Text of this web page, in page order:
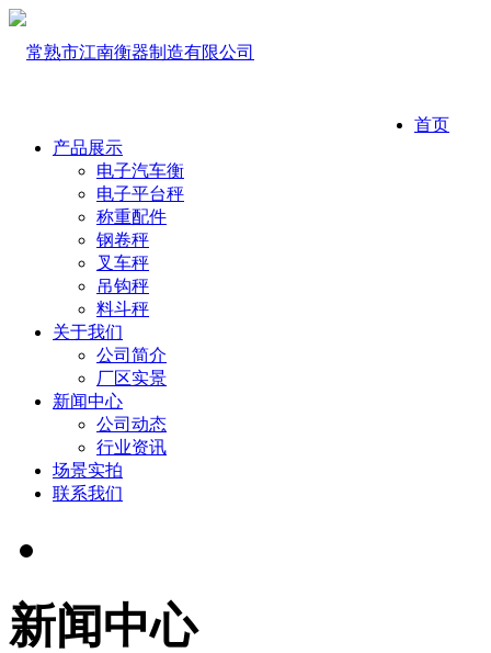
首页
产品展示
电子汽车衡
电子平台秤
称重配件
钢卷秤
叉车秤
吊钩秤
料斗秤
关于我们
公司简介
厂区实景
新闻中心
公司动态
行业资讯
场景实拍
联系我们
新闻中心